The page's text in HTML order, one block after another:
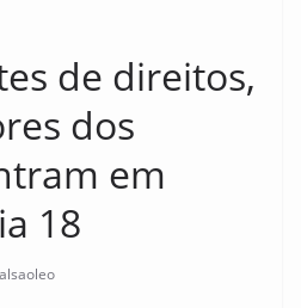
de direitos,
dos
em
18